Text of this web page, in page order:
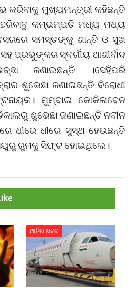
କରିବାକୁ ମୁଖ୍ୟମନ୍ତ୍ରୀ କହିଛନ୍ତି
ହରିବାବୁ କମ୍ଭମ୍ପତି ମଧ୍ୟ ମଧ୍ୟ
ସମସ୍ତଙ୍କୁ ଶାନ୍ତି ଓ ସୁଖ
ପ୍ରଭୁଙ୍କର ସ୍ବର୍ଗୀୟ ଆଶୀର୍ବାଦ
ଜଣାଇଛନ୍ତି ।ସେହିପରି
ଶୁଭେଛା ଜଣାଇଛନ୍ତି ବିରୋଧୀ
ମୁମ୍ବାଇ କୋକିଳାବେନ
ଶୁଭେଛା ଜଣାଇଛନ୍ତି ନବୀନ
ଧୀରେ ଧୀରେ ସୁସ୍ଥ ହେଉଛନ୍ତି
ରୁମକୁ ସିଫ୍ଟ ହୋଇଥିଲେ।
ଆଜିର ଖବର